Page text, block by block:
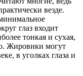
везде.
глаз входит
тонкая и сухая,
Жировики могут
в уголках глаза и